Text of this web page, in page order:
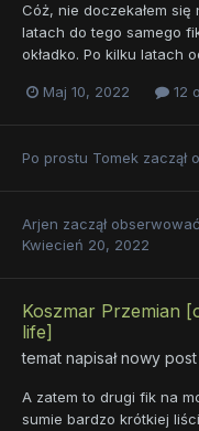
Cóż, nie doczekałem
latach do tego samego
okładko. Po kilku latach
Maj 10, 2022 12
Po prostu Tomek zaczął
Arjen zaczął obserwować
Kwiecień 20, 2022
Koszmar Przemian
life]
temat napisał nowy
A zatem to drugi fik na
sumie bardzo krótkiej